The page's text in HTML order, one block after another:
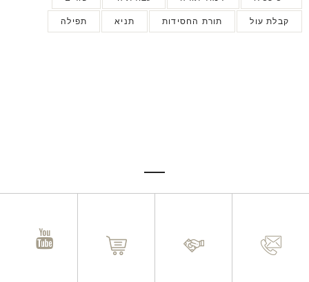
קבלת עול תורת החסידות תניא תפילה